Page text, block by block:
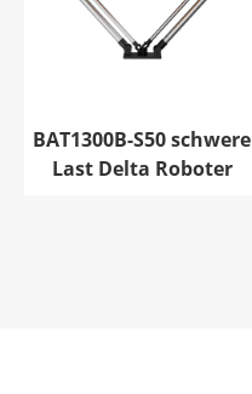
BAT1300B-S50 schwere
Last Delta Roboter